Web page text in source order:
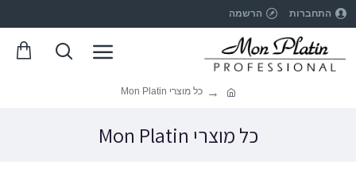
התחברות הרשמה
כל מוצרי Mon Platin
כל מוצרי Mon Platin